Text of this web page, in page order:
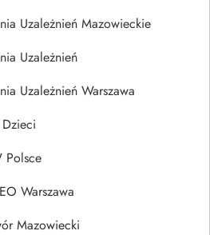
Uzależnień Mazowieckie
Uzależnień
Uzależnień Warszawa
Polsce
Warszawa
Mazowiecki